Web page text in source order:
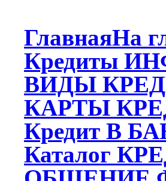
ГлавнаяНа
Кредиты
ВИДЫ
КАРТЫ
Кредит В
Каталог